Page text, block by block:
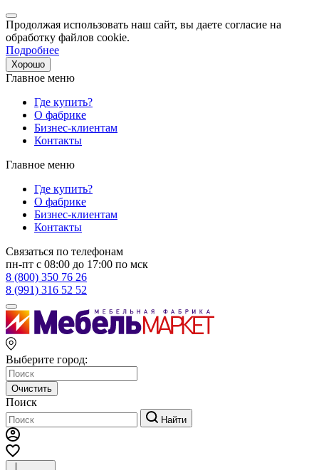
Продолжая использовать наш сайт, вы даете согласие на
обработку файлов cookie.
Подробнее
Хорошо
Главное меню
Где купить?
О фабрике
Бизнес-клиентам
Контакты
Главное меню
Где купить?
О фабрике
Бизнес-клиентам
Контакты
Связаться по телефонам
пн-пт с 08:00 до 17:00 по мск
8 (800) 350 76 26
8 (991) 316 52 52
Выберите город:
Очистить
Поиск
Найти